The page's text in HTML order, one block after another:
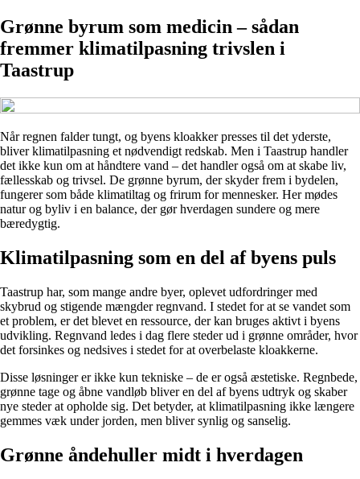
Grønne byrum som medicin – sådan
fremmer klimatilpasning trivslen i
Taastrup
Når regnen falder tungt, og byens kloakker presses til det yderste,
bliver klimatilpasning et nødvendigt redskab. Men i Taastrup handler
det ikke kun om at håndtere vand – det handler også om at skabe liv,
fællesskab og trivsel. De grønne byrum, der skyder frem i bydelen,
fungerer som både klimatiltag og frirum for mennesker. Her mødes
natur og byliv i en balance, der gør hverdagen sundere og mere
bæredygtig.
Klimatilpasning som en del af byens puls
Taastrup har, som mange andre byer, oplevet udfordringer med
skybrud og stigende mængder regnvand. I stedet for at se vandet som
et problem, er det blevet en ressource, der kan bruges aktivt i byens
udvikling. Regnvand ledes i dag flere steder ud i grønne områder, hvor
det forsinkes og nedsives i stedet for at overbelaste kloakkerne.
Disse løsninger er ikke kun tekniske – de er også æstetiske. Regnbede,
grønne tage og åbne vandløb bliver en del af byens udtryk og skaber
nye steder at opholde sig. Det betyder, at klimatilpasning ikke længere
gemmes væk under jorden, men bliver synlig og sanselig.
Grønne åndehuller midt i hverdagen